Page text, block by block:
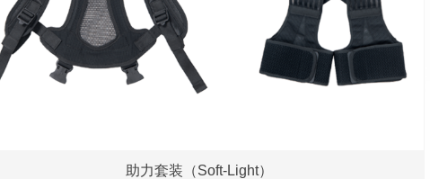
助力套装（Soft-Light）